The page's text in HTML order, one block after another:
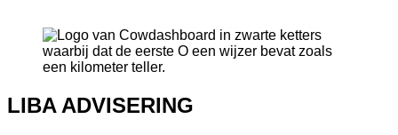
LIBA ADVISERING